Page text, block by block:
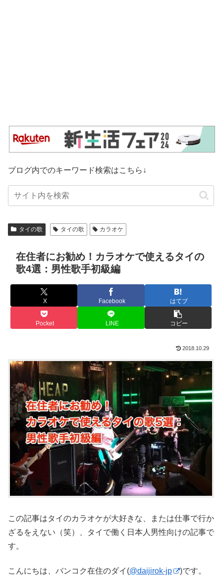
ブログ内でのキーワード検索はこちら↓
タイの歌 タイの歌 カラオケ
在住者にお勧め！カラオケで使えるタイの
歌4選：男性歌手初級編
X Facebook はてブ
Pocket LINE コピー
2018.10.29
この記事はタイのカラオケが大好きな、または仕事で行か
ざるをえない（笑）、タイで働く日本人男性向けの記事で
す。
こんにちは、バンコク在住のダイ(@daijirok-jp )です。